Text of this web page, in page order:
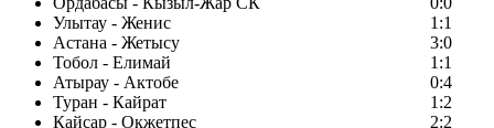
Улытау - Женис
1:1
Астана - Жетысу
3:0
Тобол - Елимай
1:1
Атырау - Актобе
0:4
Туран - Кайрат
1:2
Кайсар - Окжетпес
2:2